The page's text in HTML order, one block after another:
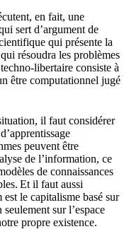
en fait, une
sert d’argument de
qui présente la
résoudra les problèmes
libertaire consiste à
être computationnel jugé
il faut considérer
peuvent être
de l’information, ce
de connaissances
Et il faut aussi
le capitalisme basé sur
sur l’espace
propre existence.